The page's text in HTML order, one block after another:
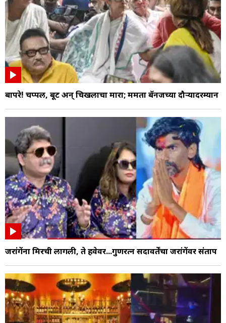
बापरे! चप्पल, बूट अन् चिखलाचा मारा; ममता बॅनर्जींच्या दौऱ्यादरम्यान
जरांगेंना मिरची लागली, ते हवेवर...गुणरत्न सदावर्तेंचा जरांगेंवर संताप